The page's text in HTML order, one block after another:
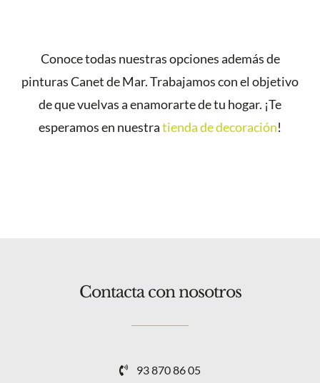
Conoce todas nuestras opciones además de
pinturas Canet de Mar. Trabajamos con el objetivo
de que vuelvas a enamorarte de tu hogar. ¡Te
esperamos en nuestratienda de decoración!
Contacta con nosotros
93 870 86 05